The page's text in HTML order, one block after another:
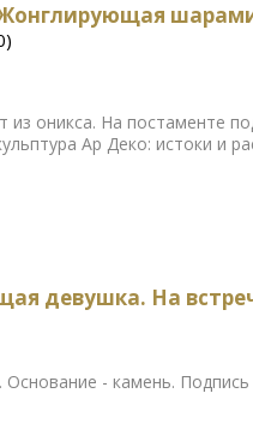
оникса. На постаменте
Ар Деко: истоки и
девушка. На
- камень. Подпись